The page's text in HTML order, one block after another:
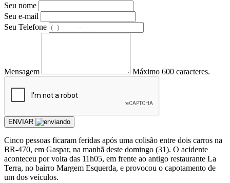
Seu nome
Seu e-mail
Seu Telefone
Mensagem Máximo 600 caracteres.
ENVIAR
Cinco pessoas ficaram feridas após uma colisão entre dois carros na
BR-470, em Gaspar, na manhã deste domingo (31). O acidente
aconteceu por volta das 11h05, em frente ao antigo restaurante La
Terra, no bairro Margem Esquerda, e provocou o capotamento de
um dos veículos.